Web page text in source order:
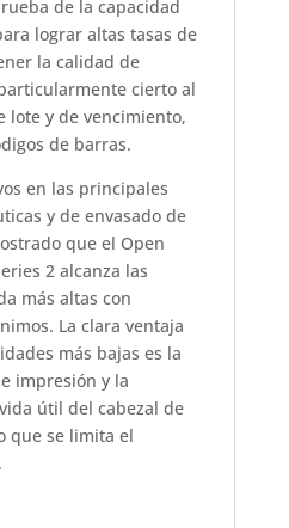
de la capacidad
lograr altas tasas de
la calidad de
cierto al
lote y de vencimiento,
de barras.
en las principales
y de envasado de
que el Open
2 alcanza las
más altas con
La clara ventaja
más bajas es la
impresión y la
útil del cabezal de
que se limita el